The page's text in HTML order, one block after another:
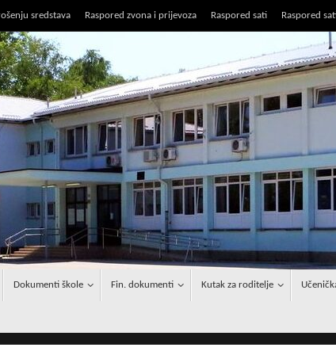
sredstava Raspored zvona i prijevoza Raspored sati Raspored
Dokumenti škole Fin. dokumenti Kutak za roditelje